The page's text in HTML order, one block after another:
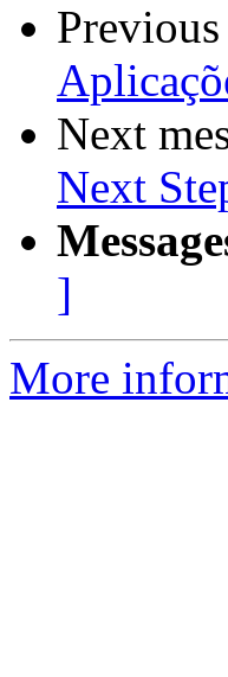
Previous
Next
Next
]
More